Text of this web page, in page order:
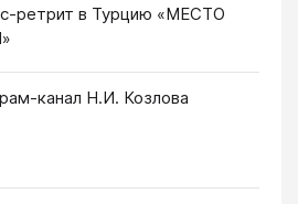
ретрит в Турцию «МЕСТО
канал Н.И. Козлова